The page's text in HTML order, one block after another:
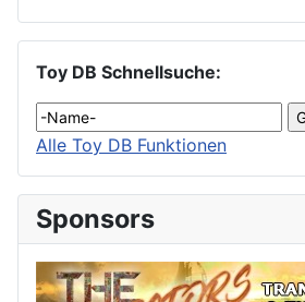
Toy DB Schnellsuche:
Alle Toy DB Funktionen
Sponsors